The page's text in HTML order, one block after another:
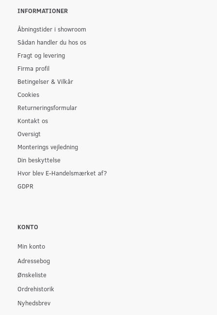
INFORMATIONER
Åbningstider i showroom
Sådan handler du hos os
Fragt og levering
Firma profil
Betingelser & Vilkår
Cookies
Returneringsformular
Kontakt os
Oversigt
Monterings vejledning
Din beskyttelse
Hvor blev E-Handelsmærket af?
GDPR
KONTO
Min konto
Adressebog
Ønskeliste
Ordrehistorik
Nyhedsbrev